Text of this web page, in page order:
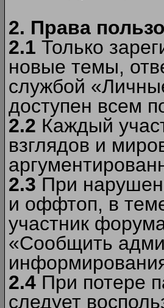
2. Права
2.1 Только
новые темы,
службой
доступен всем
2.2 Каждый
взглядов и
2.3 При
и оффтоп, в
участник
«Сообщить
2.4 При потере
следует